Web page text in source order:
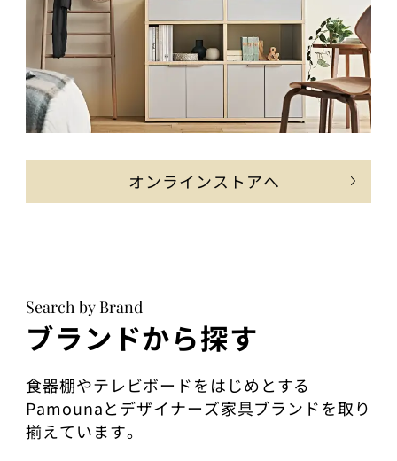
オンラインストアへ
Search by Brand
ブランドから探す
食器棚やテレビボードをはじめとする
Pamounaとデザイナーズ家具ブランドを取り
揃えています。